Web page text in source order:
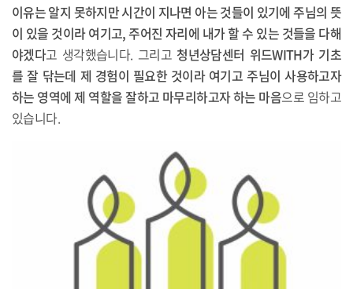
이유는 알지 못하지만 시간이 지나면 아는 것들이 있기에 주님의 뜻
이 있을 것이라 여기고, 주어진 자리에 내가 할 수 있는 것들을 다해
야겠다고 생각했습니다. 그리고 청년상담센터 위드WITH가 기초
를 잘 닦는데 제 경험이 필요한 것이라 여기고 주님이 사용하고자
하는 영역에 제 역할을 잘하고 마무리하고자 하는 마음으로 임하고
있습니다.